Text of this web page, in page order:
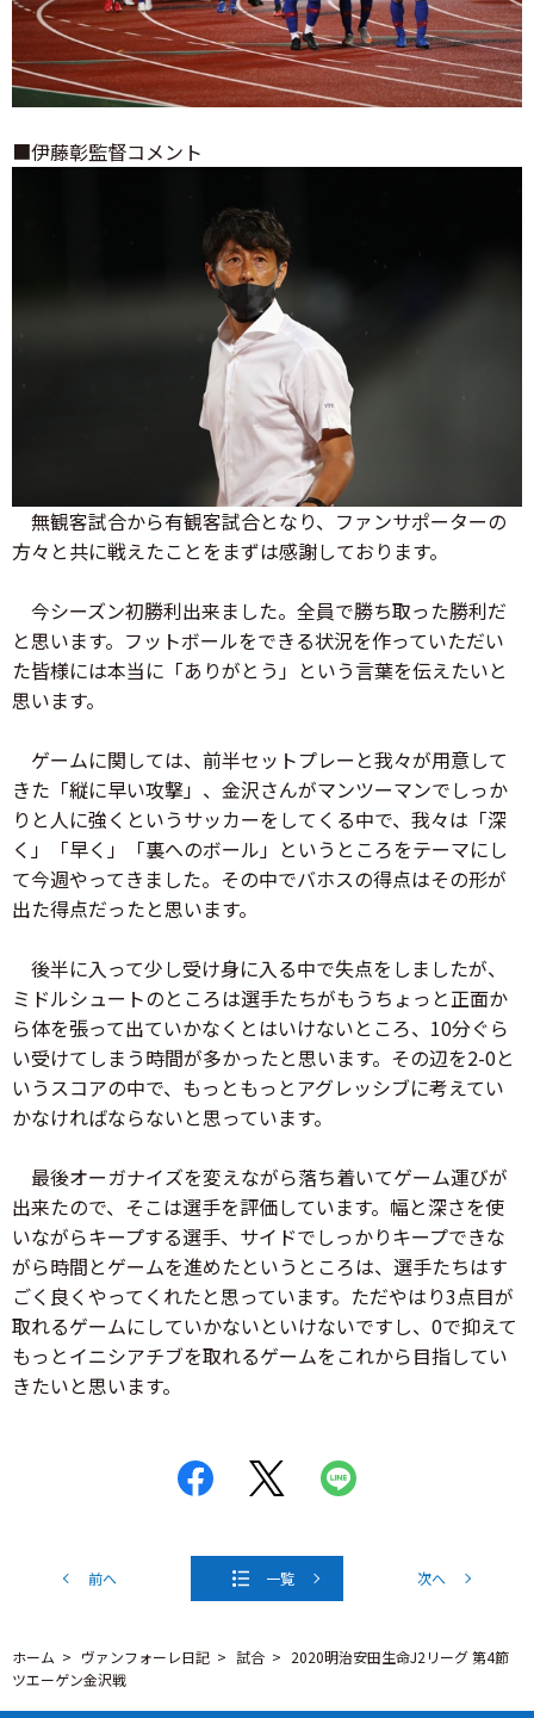
■伊藤彰監督コメント
無観客試合から有観客試合となり、ファンサポーターの
方々と共に戦えたことをまずは感謝しております。
今シーズン初勝利出来ました。全員で勝ち取った勝利だ
と思います。フットボールをできる状況を作っていただい
た皆様には本当に「ありがとう」という言葉を伝えたいと
思います。
ゲームに関しては、前半セットプレーと我々が用意して
きた「縦に早い攻撃」、金沢さんがマンツーマンでしっか
りと人に強くというサッカーをしてくる中で、我々は「深
く」「早く」「裏へのボール」というところをテーマにし
て今週やってきました。その中でバホスの得点はその形が
出た得点だったと思います。
後半に入って少し受け身に入る中で失点をしましたが、
ミドルシュートのところは選手たちがもうちょっと正面か
ら体を張って出ていかなくとはいけないところ、10分ぐら
い受けてしまう時間が多かったと思います。その辺を2-0と
いうスコアの中で、もっともっとアグレッシブに考えてい
かなければならないと思っています。
最後オーガナイズを変えながら落ち着いてゲーム運びが
出来たので、そこは選手を評価しています。幅と深さを使
いながらキープする選手、サイドでしっかりキープできな
がら時間とゲームを進めたというところは、選手たちはす
ごく良くやってくれたと思っています。ただやはり3点目が
取れるゲームにしていかないといけないですし、0で抑えて
もっとイニシアチブを取れるゲームをこれから目指してい
きたいと思います。
前へ 一覧 次へ
ホーム ヴァンフォーレ日記 試合
2020明治安田生命J2リーグ 第4節
ツエーゲン金沢戦